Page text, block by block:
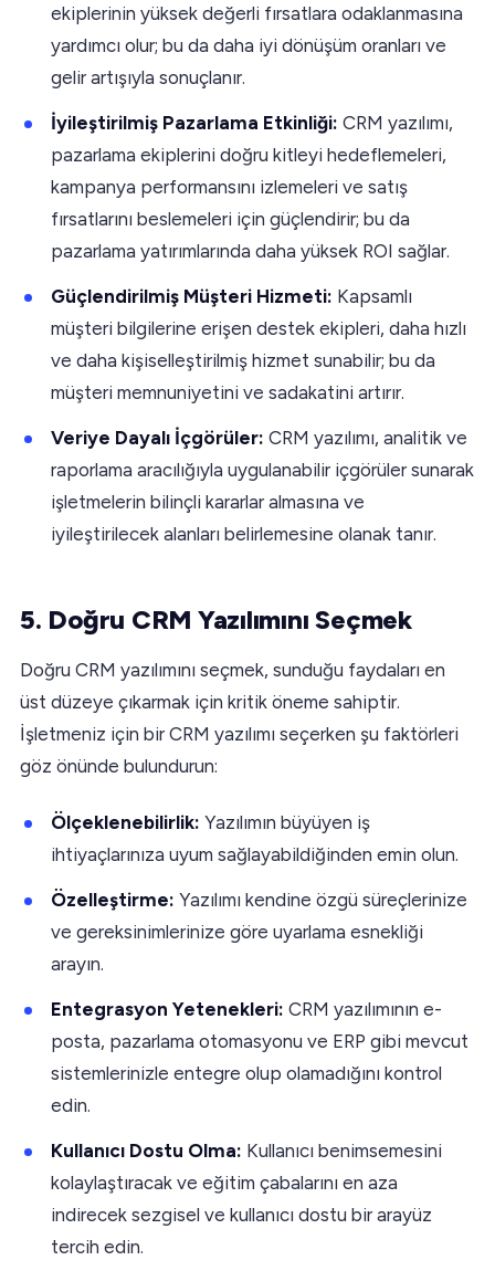
ekiplerinin yüksek değerli fırsatlara odaklanmasına
yardımcı olur; bu da daha iyi dönüşüm oranları ve
gelir artışıyla sonuçlanır.
İyileştirilmiş Pazarlama Etkinliği: CRM yazılımı,
pazarlama ekiplerini doğru kitleyi hedeflemeleri,
kampanya performansını izlemeleri ve satış
fırsatlarını beslemeleri için güçlendirir; bu da
pazarlama yatırımlarında daha yüksek ROI sağlar.
Güçlendirilmiş Müşteri Hizmeti: Kapsamlı
müşteri bilgilerine erişen destek ekipleri, daha hızlı
ve daha kişiselleştirilmiş hizmet sunabilir; bu da
müşteri memnuniyetini ve sadakatini artırır.
Veriye Dayalı İçgörüler: CRM yazılımı, analitik ve
raporlama aracılığıyla uygulanabilir içgörüler sunarak
işletmelerin bilinçli kararlar almasına ve
iyileştirilecek alanları belirlemesine olanak tanır.
5. Doğru CRM Yazılımını Seçmek
Doğru CRM yazılımını seçmek, sunduğu faydaları en
üst düzeye çıkarmak için kritik öneme sahiptir.
İşletmeniz için bir CRM yazılımı seçerken şu faktörleri
göz önünde bulundurun:
Ölçeklenebilirlik: Yazılımın büyüyen iş
ihtiyaçlarınıza uyum sağlayabildiğinden emin olun.
Özelleştirme: Yazılımı kendine özgü süreçlerinize
ve gereksinimlerinize göre uyarlama esnekliği
arayın.
Entegrasyon Yetenekleri: CRM yazılımının e-
posta, pazarlama otomasyonu ve ERP gibi mevcut
sistemlerinizle entegre olup olamadığını kontrol
edin.
Kullanıcı Dostu Olma: Kullanıcı benimsemesini
kolaylaştıracak ve eğitim çabalarını en aza
indirecek sezgisel ve kullanıcı dostu bir arayüz
tercih edin.